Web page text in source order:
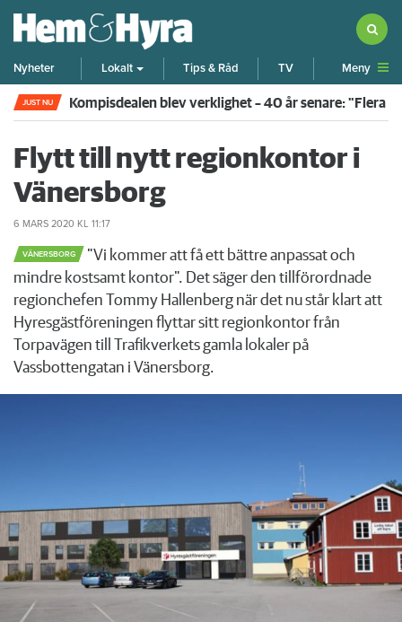
Nyheter Lokalt Tips & Råd TV Meny
JUST NU Kompisdealen blev verklighet – 40 år senare: "Flera
Flytt till nytt regionkontor i
Vänersborg
6 MARS 2020 KL 11:17
VÄNERSBORG
"Vi kommer att få ett bättre anpassat och
mindre kostsamt kontor". Det säger den tillförordnade
regionchefen Tommy Hallenberg när det nu står klart att
Hyresgästföreningen flyttar sitt regionkontor från
Torpavägen till Trafikverkets gamla lokaler på
Vassbottengatan i Vänersborg.